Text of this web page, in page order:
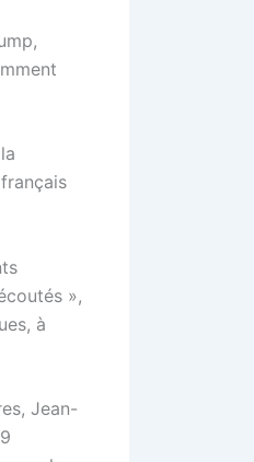
»,
à
Jean-